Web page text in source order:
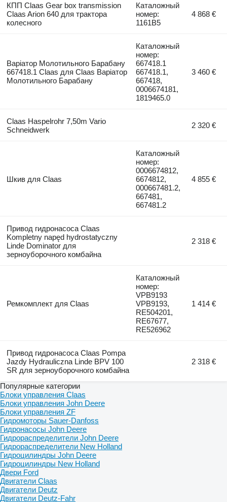
КПП Claas Gear box transmission
Claas Arion 640 для трактора
колесного
Каталожный
номер:
1161B5
4 868 €
Варіатор Молотильного Барабану
667418.1 Claas для Claas Варіатор
Молотильного Барабану
Каталожный
номер:
667418.1
667418.1,
667418,
0006674181,
1819465.0
3 460 €
Claas Haspelrohr 7,50m Vario
Schneidwerk
2 320 €
Шкив для Claas
Каталожный
номер:
0006674812,
6674812,
000667481.2,
667481,
667481.2
4 855 €
Привод гидронасоса Claas
Kompletny napęd hydrostatyczny
Linde Dominator для
зерноуборочного комбайна
2 318 €
Ремкомплект для Claas
Каталожный
номер:
VPB9193
VPB9193,
RE504201,
RE67677,
RE526962
1 414 €
Привод гидронасоса Claas Pompa
Jazdy Hydrauliczna Linde BPV 100
SR для зерноуборочного комбайна
2 318 €
Популярные категории
Блоки управления Claas
Блоки управления John Deere
Блоки управления ZF
Гидромоторы Sauer-Danfoss
Гидронасосы John Deere
Гидрораспределители John Deere
Гидрораспределители New Holland
Гидроцилиндры John Deere
Гидроцилиндры New Holland
Двери Ford
Двигатели Claas
Двигатели Deutz
Двигатели Deutz-Fahr